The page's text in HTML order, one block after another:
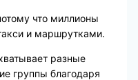
что миллионы
и маршрутками.
разные
группы благодаря